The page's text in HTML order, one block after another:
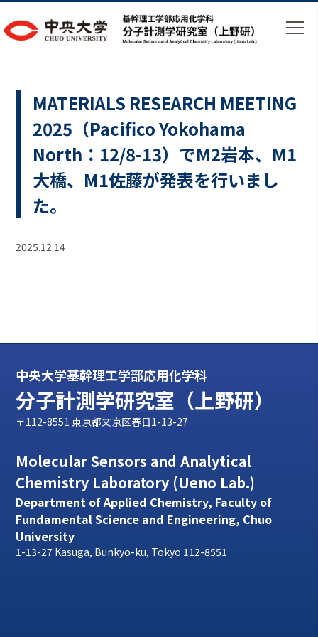
MATERIALS RESEARCH MEETING
2025（Pacifico Yokohama
North：12/8-13）でM2岩本、M1
大橋、M1佐藤が発表を行いまし
た。
2025.12.14
中央大学基幹理工学部応用化学科
分子計測学研究室（上野研）
〒112-8551 東京都文京区春日1-13-27
Molecular Sensors and Analytical
Chemistry Laboratory (Ueno Lab.)
Department of Applied Chemistry, Faculty of
Fundamental Science and Engineering, Chuo
University
1-13-27 Kasuga, Bunkyo-ku, Tokyo 112-8551